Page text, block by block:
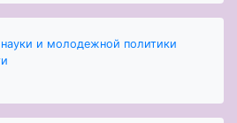
и молодежной политики